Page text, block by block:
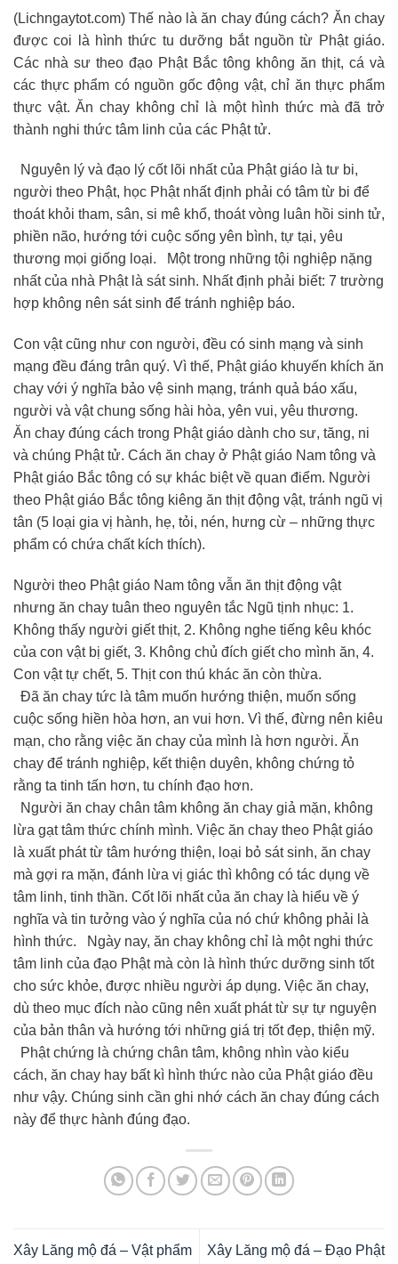
(Lichngaytot.com) Thế nào là ăn chay đúng cách? Ăn chay
được coi là hình thức tu dưỡng bắt nguồn từ Phật giáo.
Các nhà sư theo đạo Phật Bắc tông không ăn thịt, cá và
các thực phẩm có nguồn gốc động vật, chỉ ăn thực phẩm
thực vật. Ăn chay không chỉ là một hình thức mà đã trở
thành nghi thức tâm linh của các Phật tử.
Nguyên lý và đạo lý cốt lõi nhất của Phật giáo là tư bi,
người theo Phật, học Phật nhất định phải có tâm từ bi để
thoát khỏi tham, sân, si mê khổ, thoát vòng luân hồi sinh tử,
phiền não, hướng tới cuộc sống yên bình, tự tại, yêu
thương mọi giống loại. Một trong những tội nghiệp nặng
nhất của nhà Phật là sát sinh. Nhất định phải biết: 7 trường
hợp không nên sát sinh để tránh nghiệp báo.
Con vật cũng như con người, đều có sinh mạng và sinh
mạng đều đáng trân quý. Vì thế, Phật giáo khuyến khích ăn
chay với ý nghĩa bảo vệ sinh mạng, tránh quả báo xấu,
người và vật chung sống hài hòa, yên vui, yêu thương.
Ăn chay đúng cách trong Phật giáo dành cho sư, tăng, ni
và chúng Phật tử. Cách ăn chay ở Phật giáo Nam tông và
Phật giáo Bắc tông có sự khác biệt về quan điểm. Người
theo Phật giáo Bắc tông kiêng ăn thịt động vật, tránh ngũ vị
tân (5 loại gia vị hành, hẹ, tỏi, nén, hưng cừ – những thực
phẩm có chứa chất kích thích).
Người theo Phật giáo Nam tông vẫn ăn thịt động vật
nhưng ăn chay tuân theo nguyên tắc Ngũ tịnh nhục: 1.
Không thấy người giết thịt, 2. Không nghe tiếng kêu khóc
của con vật bị giết, 3. Không chủ đích giết cho mình ăn, 4.
Con vật tự chết, 5. Thịt con thú khác ăn còn thừa.
Đã ăn chay tức là tâm muốn hướng thiện, muốn sống
cuộc sống hiền hòa hơn, an vui hơn. Vì thế, đừng nên kiêu
mạn, cho rằng việc ăn chay của mình là hơn người. Ăn
chay để tránh nghiệp, kết thiện duyên, không chứng tỏ
rằng ta tinh tấn hơn, tu chính đạo hơn.
Người ăn chay chân tâm không ăn chay giả mặn, không
lừa gạt tâm thức chính mình. Việc ăn chay theo Phật giáo
là xuất phát từ tâm hướng thiện, loại bỏ sát sinh, ăn chay
mà gợi ra mặn, đánh lừa vị giác thì không có tác dụng về
tâm linh, tinh thần. Cốt lõi nhất của ăn chay là hiểu về ý
nghĩa và tin tưởng vào ý nghĩa của nó chứ không phải là
hình thức. Ngày nay, ăn chay không chỉ là một nghi thức
tâm linh của đạo Phật mà còn là hình thức dưỡng sinh tốt
cho sức khỏe, được nhiều người áp dụng. Việc ăn chay,
dù theo mục đích nào cũng nên xuất phát từ sự tự nguyện
của bản thân và hướng tới những giá trị tốt đẹp, thiện mỹ.
Phật chứng là chứng chân tâm, không nhìn vào kiểu
cách, ăn chay hay bất kì hình thức nào của Phật giáo đều
như vậy. Chúng sinh cần ghi nhớ cách ăn chay đúng cách
này để thực hành đúng đạo.
Xây Lăng mộ đá – Vật phẩm
Xây Lăng mộ đá – Đạo Phật